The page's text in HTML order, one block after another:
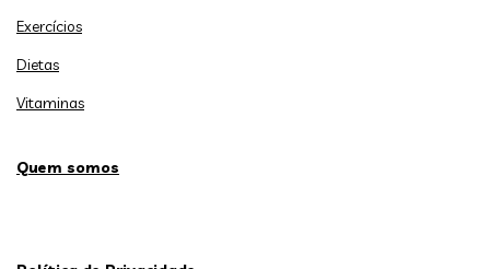
Exercícios
Dietas
Vitaminas
Quem somos